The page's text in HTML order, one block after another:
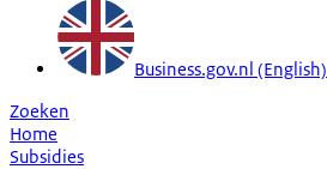
Business.gov.nl (English)
Zoeken
Home
Subsidies